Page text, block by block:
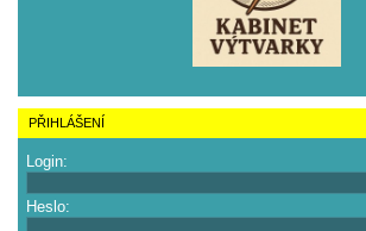
PŘIHLÁŠENÍ
Login:
Heslo: